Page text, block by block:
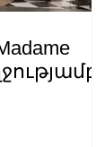
կփակվի